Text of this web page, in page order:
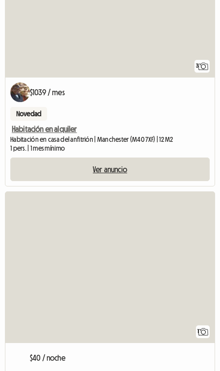
3
$1039 / mes
Novedad
Habitación en alquiler
Habitación en casa del anfitrión | Manchester (M40 7XF) | 12 M2
1 pers. | 1 mes mínimo
Ver anuncio
$40 / noche